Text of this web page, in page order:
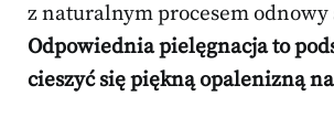
z naturalnym procesem odnowy
Odpowiednia pielęgnacja to
cieszyć się piękną opalenizną